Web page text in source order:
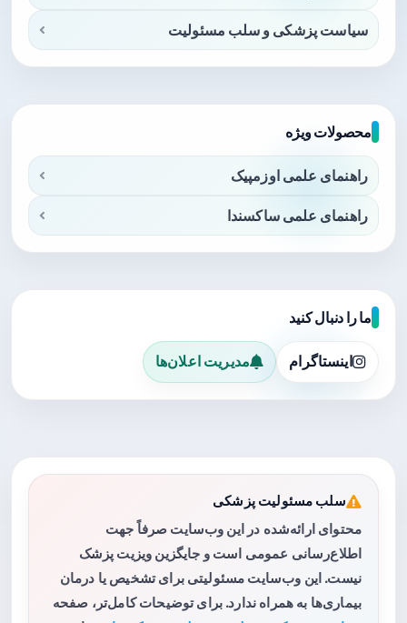
سیاست پزشکی و سلب مسئولیت
محصولات ویژه
راهنمای علمی اوزمپیک
راهنمای علمی ساکسندا
ما را دنبال کنید
اینستاگرام مدیریت اعلان‌ها
سلب مسئولیت پزشکی
محتوای ارائه‌شده در این وب‌سایت صرفاً جهت
اطلاع‌رسانی عمومی است و جایگزین ویزیت پزشک
نیست. این وب‌سایت مسئولیتی برای تشخیص یا درمان
بیماری‌ها به همراه ندارد. برای توضیحات کامل‌تر، صفحه